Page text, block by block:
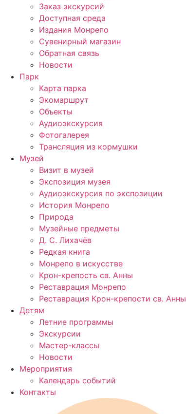
Заказ экскурсий
Доступная среда
Издания Монрепо
Сувенирный магазин
Обратная связь
Новости
Парк
Карта парка
Экомаршрут
Объекты
Аудиоэкскурсия
Фотогалерея
Трансляция из кормушки
Музей
Визит в музей
Экспозиция музея
Аудиоэкскурсия по экспозиции
История Монрепо
Природа
Музейные предметы
Д. С. Лихачёв
Редкая книга
Монрепо в искусстве
Крон-крепость св. Анны
Реставрация Монрепо
Реставрация Крон-крепости св. Анны
Детям
Летние программы
Экскурсии
Мастер-классы
Новости
Мероприятия
Календарь событий
Контакты